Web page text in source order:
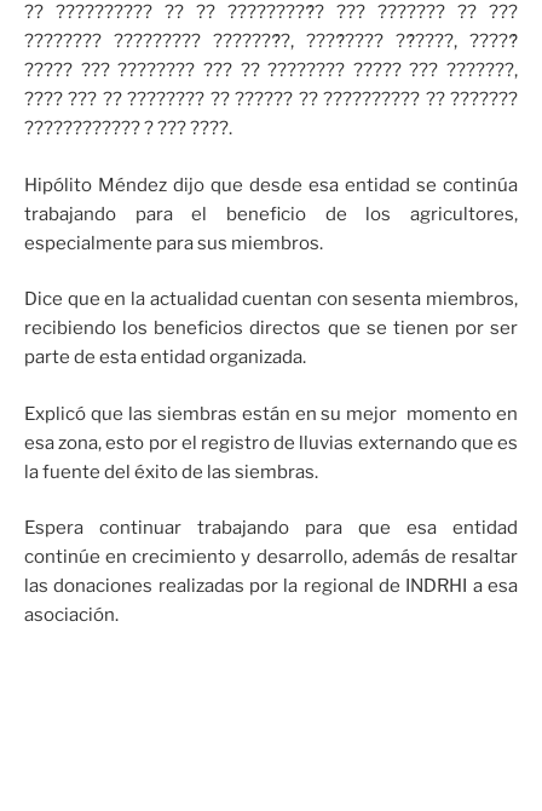
?? ?????????? ?? ?? ?????????́? ??? ??????? ?? ???
???????? ????????? ???????́?, ????́???? ??́????, ?????́
????? ??? ???????? ??? ?? ???????? ????? ??? ???????,
???? ??? ?? ???????? ?? ?????? ?? ?????????? ?? ???????
???????????? ? ??? ????.
Hipólito Méndez dijo que desde esa entidad se continúa
trabajando para el beneficio de los agricultores,
especialmente para sus miembros.
Dice que en la actualidad cuentan con sesenta miembros,
recibiendo los beneficios directos que se tienen por ser
parte de esta entidad organizada.
Explicó que las siembras están en su mejor momento en
esa zona, esto por el registro de lluvias externando que es
la fuente del éxito de las siembras.
Espera continuar trabajando para que esa entidad
continúe en crecimiento y desarrollo, además de resaltar
las donaciones realizadas por la regional de INDRHI a esa
asociación.